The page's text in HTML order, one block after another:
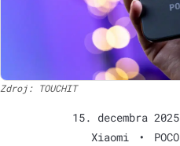
Zdroj: TOUCHIT
15. decembra 2025
Xiaomi
• POCO